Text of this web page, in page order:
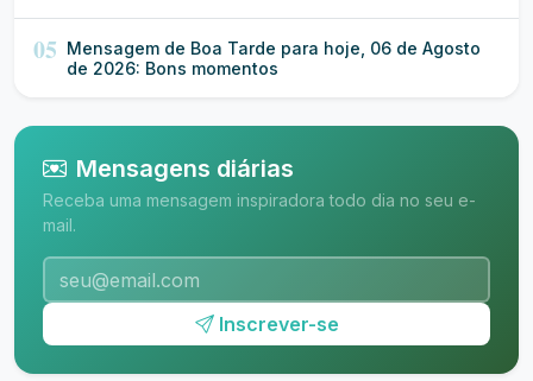
05 Mensagem de Boa Tarde para hoje, 06 de Agosto
de 2026: Bons momentos
Mensagens diárias
Receba uma mensagem inspiradora todo dia no seu e-
mail.
Inscrever-se